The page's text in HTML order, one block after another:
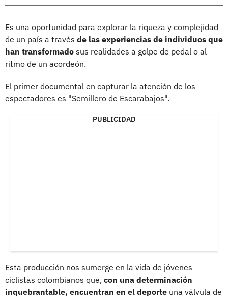
Es una oportunidad para explorar la riqueza y complejidad
de un país a través de las experiencias de individuos que
han transformado sus realidades a golpe de pedal o al
ritmo de un acordeón.
El primer documental en capturar la atención de los
espectadores es "Semillero de Escarabajos".
PUBLICIDAD
Esta producción nos sumerge en la vida de jóvenes
ciclistas colombianos que, con una determinación
inquebrantable, encuentran en el deporte una válvula de